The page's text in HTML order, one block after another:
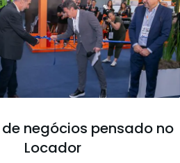
negócios pensado no
Locador